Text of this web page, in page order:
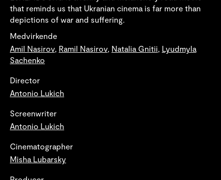
that reminds us that Ukranian cinema is far more than
depictions of war and suffering.
Medvirkende
Amil Nasirov Ramil Nasirov Natalia Gnitii Lyudmyla
Sachenko
Director
Antonio Lukich
Screenwriter
Antonio Lukich
Cinematographer
Misha Lubarsky